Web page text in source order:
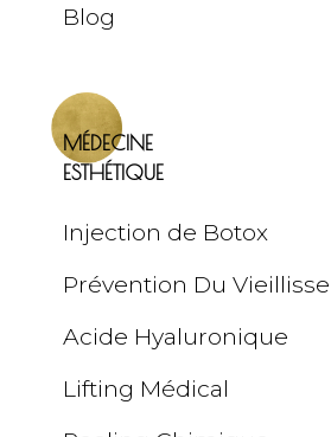
Blog
MÉDECINE
ESTHÉTIQUE
Injection de Botox
Prévention Du
Acide Hyaluronique
Lifting Médical